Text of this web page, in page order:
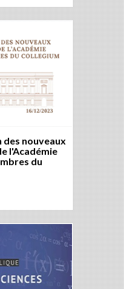
des nouveaux
l'Académie
du